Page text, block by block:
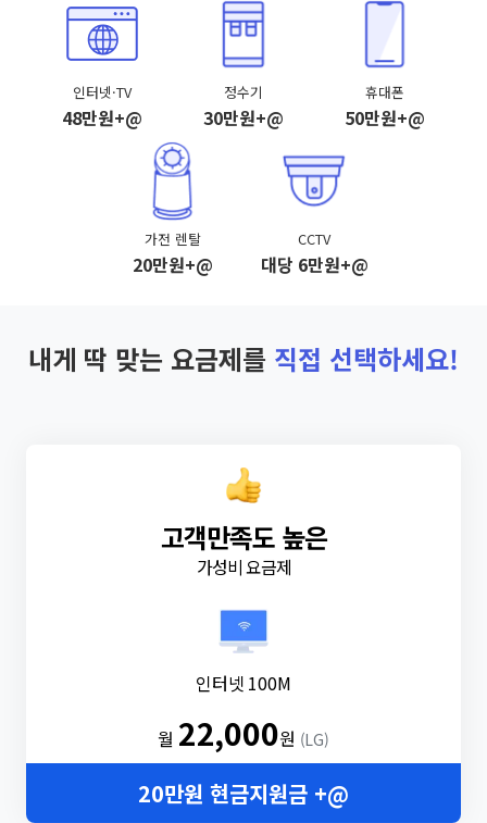
인터넷·TV
48만원+@
정수기
30만원+@
휴대폰
50만원+@
가전 렌탈
20만원+@
CCTV
대당 6만원+@
내게 딱 맞는 요금제를 직접 선택하세요!
고객만족도 높은
가성비 요금제
인터넷 100M
월 22,000원 (LG)
20만원 현금지원금 +@